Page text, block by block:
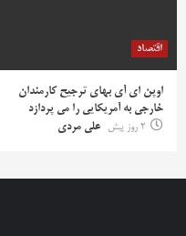
اقتصاد
اوپن ای آی بهای ترجیح کارمندان
خارجی به آمریکایی را می پردازد
2 روز پیش
علی مردی